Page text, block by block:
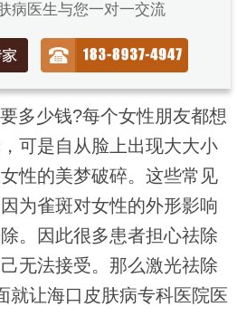
病医生与您一对一交流
多少钱?每个女性朋友都想
可是自从脸上出现大大小
性的美梦破碎。这些常见
为雀斑对女性的外形影响
。因此很多患者担心祛除
无法接受。那么激光祛除
就让海口皮肤病专科医院医